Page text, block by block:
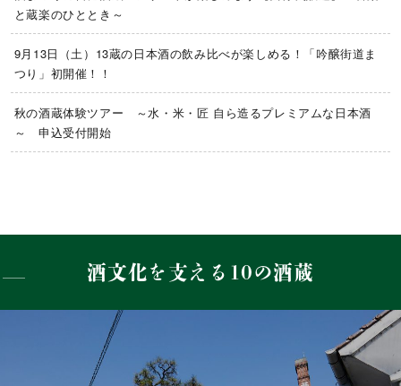
と蔵楽のひととき～
9月13日（土）13蔵の日本酒の飲み比べが楽しめる！「吟醸街道ま
つり」初開催！！
秋の酒蔵体験ツアー ～水・米・匠 自ら造るプレミアムな日本酒
～ 申込受付開始
酒文化を支える10の酒蔵